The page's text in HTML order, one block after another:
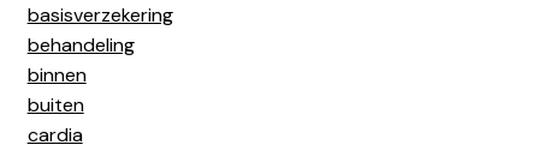
basisverzekering
behandeling
binnen
buiten
cardia